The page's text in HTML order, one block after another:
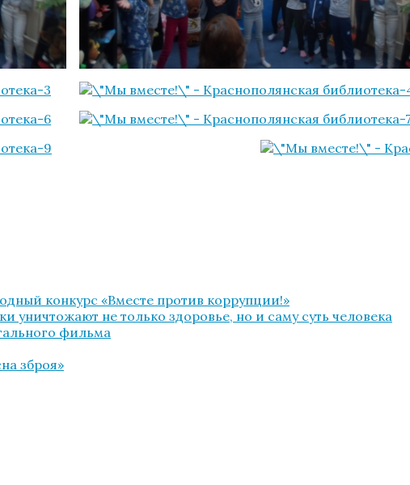
конкурс «Вместе против коррупции!»
уничтожают не только здоровье, но и саму суть человека
фильма
зброя»